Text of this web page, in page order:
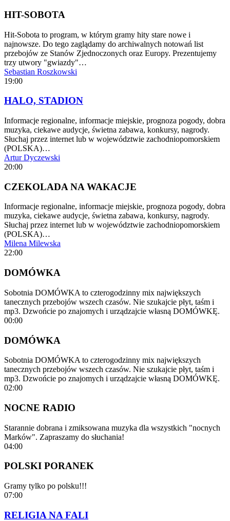
HIT-SOBOTA
Hit-Sobota to program, w którym gramy hity stare nowe i
najnowsze. Do tego zaglądamy do archiwalnych notowań list
przebojów ze Stanów Zjednoczonych oraz Europy. Prezentujemy
trzy utwory "gwiazdy"…
Sebastian Roszkowski
19:00
HALO, STADION
Informacje regionalne, informacje miejskie, prognoza pogody, dobra
muzyka, ciekawe audycje, świetna zabawa, konkursy, nagrody.
Słuchaj przez internet lub w województwie zachodniopomorskiem
(POLSKA)…
Artur Dyczewski
20:00
CZEKOLADA NA WAKACJE
Informacje regionalne, informacje miejskie, prognoza pogody, dobra
muzyka, ciekawe audycje, świetna zabawa, konkursy, nagrody.
Słuchaj przez internet lub w województwie zachodniopomorskiem
(POLSKA)…
Milena Milewska
22:00
DOMÓWKA
Sobotnia DOMÓWKA to czterogodzinny mix największych
tanecznych przebojów wszech czasów. Nie szukajcie płyt, taśm i
mp3. Dzwońcie po znajomych i urządzajcie własną DOMÓWKĘ.
00:00
DOMÓWKA
Sobotnia DOMÓWKA to czterogodzinny mix największych
tanecznych przebojów wszech czasów. Nie szukajcie płyt, taśm i
mp3. Dzwońcie po znajomych i urządzajcie własną DOMÓWKĘ.
02:00
NOCNE RADIO
Starannie dobrana i zmiksowana muzyka dla wszystkich "nocnych
Marków". Zapraszamy do słuchania!
04:00
POLSKI PORANEK
Gramy tylko po polsku!!!
07:00
RELIGIA NA FALI